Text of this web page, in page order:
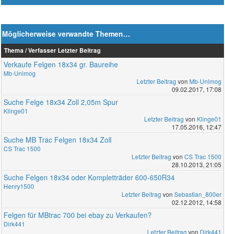
Möglicherweise verwandte Themen…
Thema / Verfasser Letzter Beitrag
Verkaufe Felgen 18x34 gr. Baureihe
Mb-Unimog
Letzter Beitrag von Mb-Unimog
09.02.2017, 17:08
Suche Felge 18x34 Zoll 2,05m Spur
Klinge01
Letzter Beitrag von Klinge01
17.05.2016, 12:47
Suche MB Trac Felgen 18x34 Zoll
CS Trac 1500
Letzter Beitrag von CS Trac 1500
28.10.2013, 21:05
Suche Felgen 18x34 oder Kompletträder 600-650R34
Henry1500
Letzter Beitrag von Sebastian_800er
02.12.2012, 14:58
Felgen für MBtrac 700 bei ebay zu Verkaufen?
Dirk441
Letzter Beitrag von Dirk441